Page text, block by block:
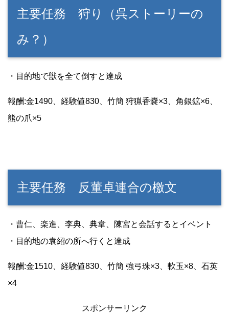
主要任務 狩り（呉ストーリーの
み？）
・目的地で獣を全て倒すと達成
報酬:金1490、経験値830、竹簡 狩猟香嚢×3、角銀鉱×6、
熊の爪×5
主要任務 反董卓連合の檄文
・曹仁、楽進、李典、典韋、陳宮と会話するとイベント
・目的地の袁紹の所へ行くと達成
報酬:金1510、経験値830、竹簡 強弓珠×3、軟玉×8、石英
×4
スポンサーリンク